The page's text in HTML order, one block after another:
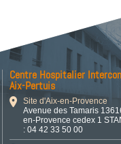
Centre Hospitalier
Aix-Pertuis
Site d'Aix-en-Provence
Avenue des Tamaris
en-Provence cedex 1
: 04 42 33 50 00